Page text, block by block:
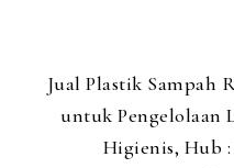
Jual Plastik Sampah
untuk Pengelolaan
Higienis, Hub :